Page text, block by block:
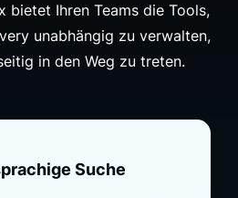
bietet Ihren Teams die Tools,
unabhängig zu verwalten,
in den Weg zu treten.
Suche